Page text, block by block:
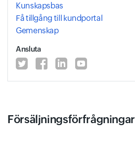
Kunskapsbas
Få tillgång till kundportal
Gemenskap
Ansluta
Försäljningsförfrågningar